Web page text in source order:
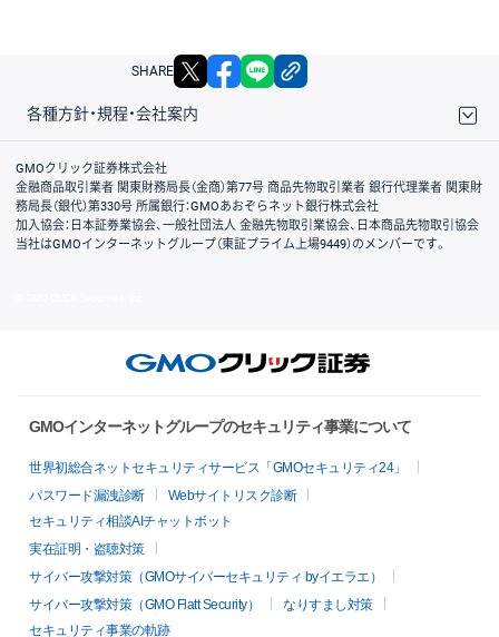
SHARE X facebook
各種方針・規程・会社案内
取引規程・約款
サイトマップ
その他のご案内
個人情報保護方針
最良執行方針
サイトのご利用について
ディスクレイマー
信託保全
リスク説明
会社案内
GMOクリック証券株式会社
金融商品取引業者 関東財務局長（金商）第77号 商品先物取引業者 銀行代理業者 関東財
務局長（銀代）第330号 所属銀行：GMOあおぞらネット銀行株式会社
加入協会：日本証券業協会、一般社団法人 金融先物取引業協会、日本商品先物取引協会
当社はGMOインターネットグループ（東証プライム上場9449）のメンバーです。
GMOインターネットグループのセキュリティ事業について
世界初総合ネットセキュリティサービス「GMOセキュリティ24」
パスワード漏洩診断
Webサイトリスク診断
セキュリティ相談AIチャットボット
実在証明・盗聴対策
サイバー攻撃対策（GMOサイバーセキュリティ byイエラエ）
サイバー攻撃対策（GMO Flatt Security）
なりすまし対策
セキュリティ事業の軌跡